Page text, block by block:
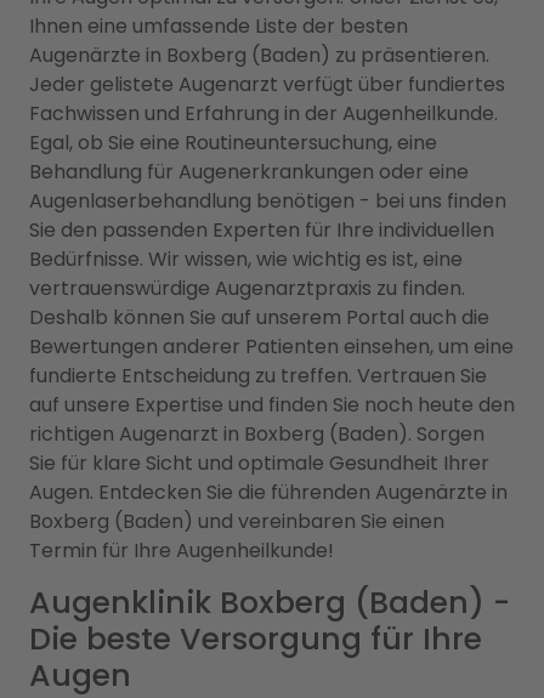
Ihnen eine umfassende Liste der besten
Augenärzte in Boxberg (Baden) zu präsentieren.
Jeder gelistete Augenarzt verfügt über fundiertes
Fachwissen und Erfahrung in der Augenheilkunde.
Egal, ob Sie eine Routineuntersuchung, eine
Behandlung für Augenerkrankungen oder eine
Augenlaserbehandlung benötigen - bei uns finden
Sie den passenden Experten für Ihre individuellen
Bedürfnisse. Wir wissen, wie wichtig es ist, eine
vertrauenswürdige Augenarztpraxis zu finden.
Deshalb können Sie auf unserem Portal auch die
Bewertungen anderer Patienten einsehen, um eine
fundierte Entscheidung zu treffen. Vertrauen Sie
auf unsere Expertise und finden Sie noch heute den
richtigen Augenarzt in Boxberg (Baden). Sorgen
Sie für klare Sicht und optimale Gesundheit Ihrer
Augen. Entdecken Sie die führenden Augenärzte in
Boxberg (Baden) und vereinbaren Sie einen
Termin für Ihre Augenheilkunde!
Augenklinik Boxberg (Baden) -
Die beste Versorgung für Ihre
Augen